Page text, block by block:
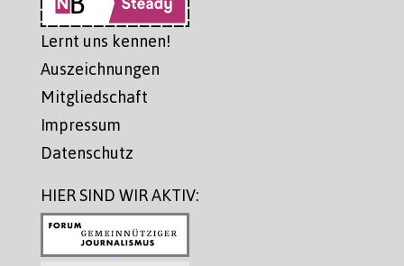
Lernt uns kennen!
Auszeichnungen
Mitgliedschaft
Impressum
Datenschutz
HIER SIND WIR AKTIV: